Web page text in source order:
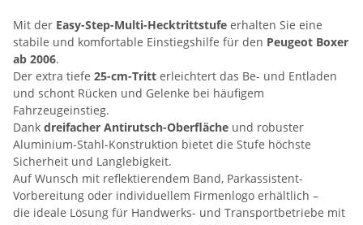
Mit der Easy-Step-Multi-Hecktrittstufe erhalten Sie eine
stabile und komfortable Einstiegshilfe für den Peugeot Boxer
ab 2006.
Der extra tiefe 25-cm-Tritt erleichtert das Be- und Entladen
und schont Rücken und Gelenke bei häufigem
Fahrzeugeinstieg.
Dank dreifacher Antirutsch-Oberfläche und robuster
Aluminium-Stahl-Konstruktion bietet die Stufe höchste
Sicherheit und Langlebigkeit.
Auf Wunsch mit reflektierendem Band, Parkassistent-
Vorbereitung oder individuellem Firmenlogo erhältlich –
die ideale Lösung für Handwerks- und Transportbetriebe mit